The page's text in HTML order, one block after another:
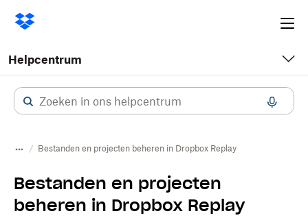
Helpcentrum
Bestanden en projecten beheren in Dropbox Replay
Bestanden en projecten
beheren in Dropbox Replay